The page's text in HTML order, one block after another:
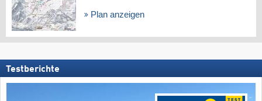
Plan anzeigen
Testberichte